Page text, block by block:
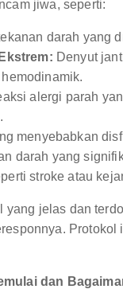
jiwa, seperti:
darah yang
Denyut
alergi parah
menyebabkan
darah yang
stroke atau
yang jelas dan
dan